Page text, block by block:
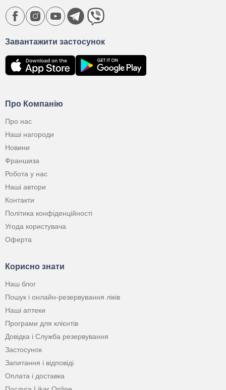
Про Компанію
Про нас
Наші нагороди
Новини
Франшиза
Робота у нас
Наші автори
Контакти
Політика конфіденційності
Угода користувача
Оферта
Корисно знати
Наш блог
Пошук і онлайн-резервування ліків
Наші аптеки
Програми для клієнтів
Довідка і Служба резервування
Застосунок
Запитання і відповіді
Оплата і доставка
Завантажити застосунок